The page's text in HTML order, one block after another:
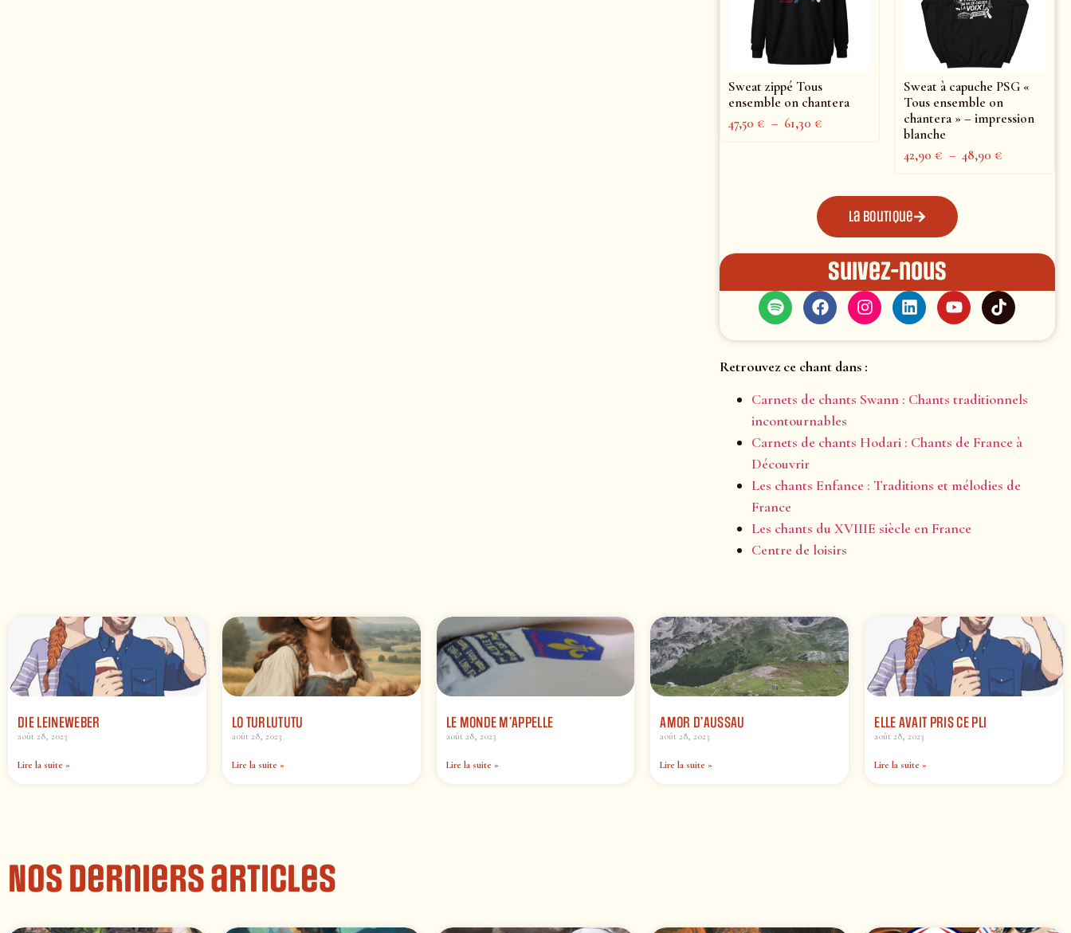
Sweat zippé Tous
ensemble on chantera
47,50€ – 61,30€
Sweat à capuche PSG «
Tous ensemble on
chantera » – impression
blanche
42,90€ – 48,90€
La boutique
Suivez-nous
Retrouvez ce chant dans :
Carnets de chants Swann : Chants traditionnels
incontournables
Carnets de chants Hodari : Chants de France à
Découvrir
Les chants Enfance : Traditions et mélodies de
France
Les chants du XVIIIE siècle en France
Centre de loisirs
DIE LEINEWEBER
août 28, 2023
Lire la suite »
LO TURLUTUTU
août 28, 2023
Lire la suite »
LE MONDE M’APPELLE
août 28, 2023
Lire la suite »
AMOR D’AUSSAU
août 28, 2023
Lire la suite »
ELLE AVAIT PRIS CE PLI
août 28, 2023
Lire la suite »
Nos derniers articles